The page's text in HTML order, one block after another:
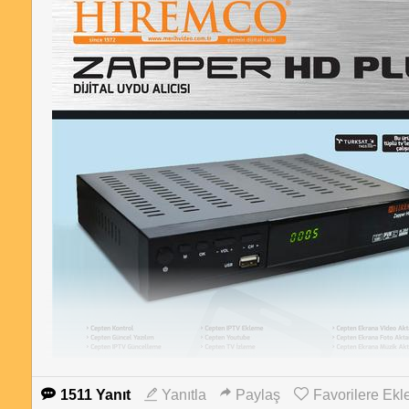
1511 Yanıt Yanıtla Paylaş Favorilere